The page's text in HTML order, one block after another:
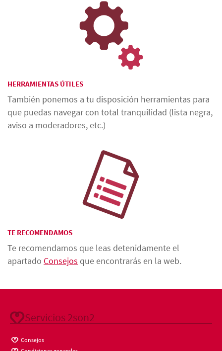
HERRAMIENTAS ÚTILES
También ponemos a tu disposición herramientas para
que puedas navegar con total tranquilidad (lista negra,
aviso a moderadores, etc.)
TE RECOMENDAMOS
Te recomendamos que leas detenidamente el
apartado Consejos que encontrarás en la web.
Servicios 2son2
Consejos